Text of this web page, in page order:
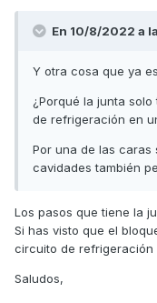
En 10/8/2022 a
Y otra cosa que ya
¿Porqué la junta
de refrigeración en
Por una de las
cavidades también
Los pasos que tiene la
Si has visto que el
circuito de refrigeración
Saludos,